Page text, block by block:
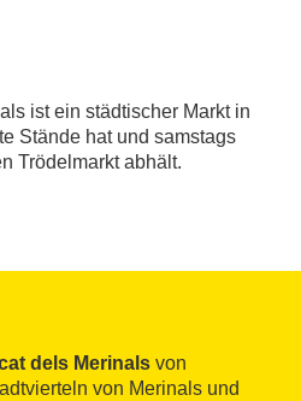
ist ein städtischer Markt in
Stände hat und samstags
Trödelmarkt abhält.
dels Merinals von
von Merinals und